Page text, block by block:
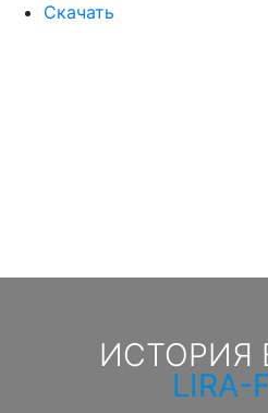
Скачать
ИСТОРИЯ
LIRA-